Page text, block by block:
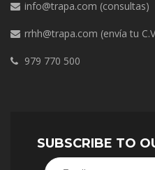
info@trapa.com (consultas)
rrhh@trapa.com (envía tu
979 770 500
SUBSCRIBE TO